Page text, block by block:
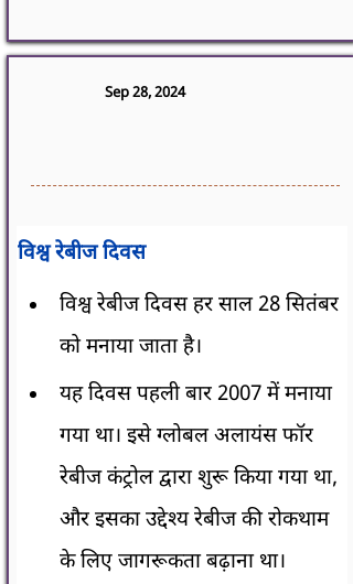
Sep 28, 2024
विश्व रेबीज दिवस
विश्व रेबीज दिवस हर साल 28 सितंबर
को मनाया जाता है।
यह दिवस पहली बार 2007 में मनाया
गया था। इसे ग्लोबल अलायंस फॉर
रेबीज कंट्रोल द्वारा शुरू किया गया था,
और इसका उद्देश्य रेबीज की रोकथाम
के लिए जागरूकता बढ़ाना था।